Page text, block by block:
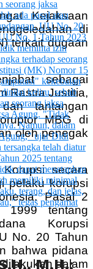
Kejaksaan
di
terkait dugaan
sebagai
Rastra Justitia,
tantangan
MBG di
oleh penegak
secara
pelaku korupsi
Pasal 2
tentang
Korupsi
No. 20 Tahun
bahwa pidana
dalam
M.H.: